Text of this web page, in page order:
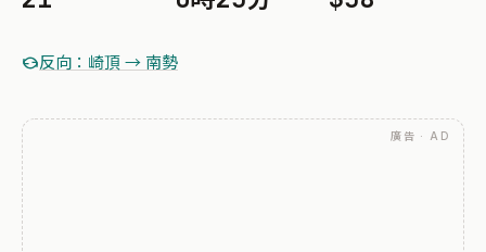
反向：崎頂 → 南勢
廣告 · AD